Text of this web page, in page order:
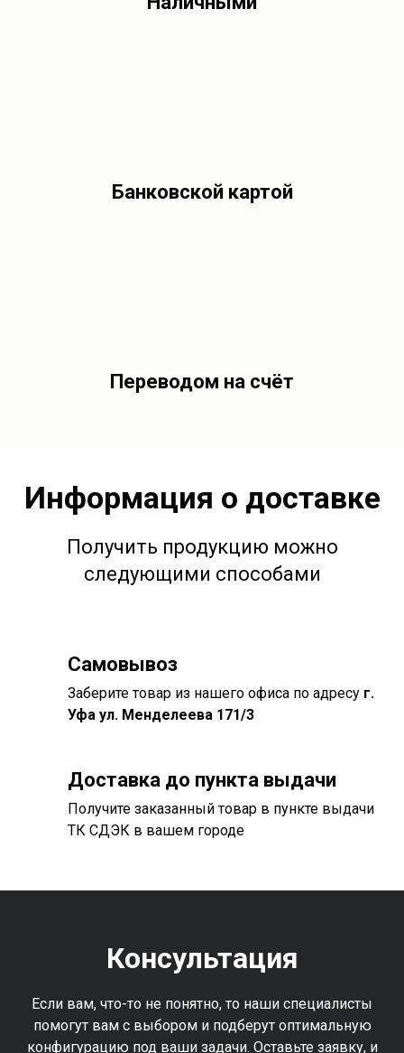
Банковской картой
Переводом на счёт
Информация о доставке
Получить продукцию можно
следующими способами
Самовывоз
Заберите товар из нашего офиса по адресу г.
Уфа ул. Менделеева 171/3
Доставка до пункта выдачи
Получите заказанный товар в пункте выдачи
ТК СДЭК в вашем городе
Консультация
Если вам, что-то не понятно, то наши специалисты
помогут вам с выбором и подберут оптимальную
конфигурацию под ваши задачи. Оставьте заявку, и